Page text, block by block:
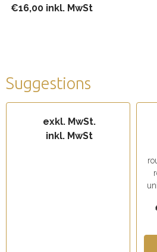
€16,00 inkl. MwSt
Suggestions
exkl. MwSt.
inkl. MwSt